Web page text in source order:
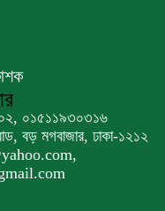
বোর্ড সভা অনুষ্ঠিত
০১৫১১৯৩০৩১৬
বড় মগবাজার, ঢাকা-১২১২